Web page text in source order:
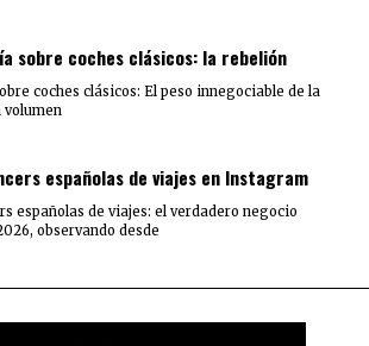
sobre coches clásicos: la rebelión
coches clásicos: El peso innegociable de la
volumen
españolas de viajes en Instagram
españolas de viajes: el verdadero negocio
observando desde